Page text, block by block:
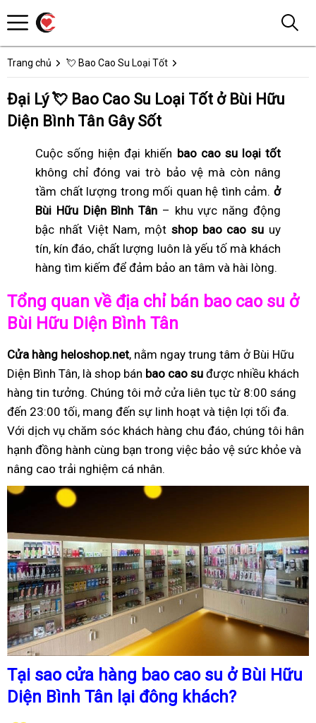
Trang chủ 💘 Bao Cao Su Loại Tốt
Đại Lý 💘 Bao Cao Su Loại Tốt ở Bùi Hữu
Diện Bình Tân Gây Sốt
Cuộc sống hiện đại khiến bao cao su loại tốt
không chỉ đóng vai trò bảo vệ mà còn nâng
tầm chất lượng trong mối quan hệ tình cảm. ở
Bùi Hữu Diện Bình Tân – khu vực năng động
bậc nhất Việt Nam, một shop bao cao su uy
tín, kín đáo, chất lượng luôn là yếu tố mà khách
hàng tìm kiếm để đảm bảo an tâm và hài lòng.
Tổng quan về địa chỉ bán bao cao su ở
Bùi Hữu Diện Bình Tân
Cửa hàng heloshop.net, nằm ngay trung tâm ở Bùi Hữu
Diện Bình Tân, là shop bán bao cao su được nhiều khách
hàng tin tưởng. Chúng tôi mở cửa liên tục từ 8:00 sáng
đến 23:00 tối, mang đến sự linh hoạt và tiện lợi tối đa.
Với dịch vụ chăm sóc khách hàng chu đáo, chúng tôi hân
hạnh đồng hành cùng bạn trong việc bảo vệ sức khỏe và
nâng cao trải nghiệm cá nhân.
Tại sao cửa hàng bao cao su ở Bùi Hữu
Diện Bình Tân lại đông khách?